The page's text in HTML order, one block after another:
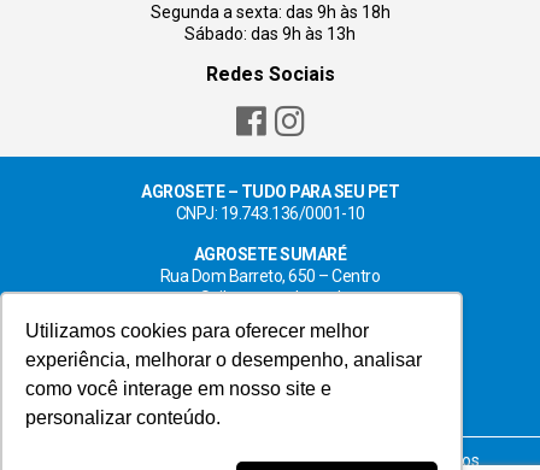
Utilizamos cookies para oferecer melhor
experiência, melhorar o desempenho, analisar
como você interage em nosso site e
personalizar conteúdo.
Segunda a sexta: das 9h às 18h
Sábado: das 9h às 13h
Redes Sociais
AGROSETE – TUDO PARA SEU PET
CNPJ: 19.743.136/0001-10
AGROSETE SUMARÉ
Rua Dom Barreto, 650 – Centro
Saiba como chegar!
AGROSETE HORTOLÂNDIA
Rua Luis Camilo de Camargo, 204 – Centro
Saiba como chegar!
© 2023 Agrosete – tudo para seu pet. Todos os direitos